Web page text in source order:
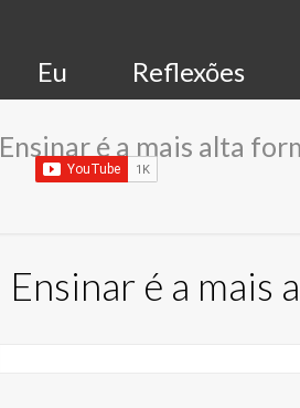
Eu Reflexões
Ensinar é a mais alta
Ensinar é a mais